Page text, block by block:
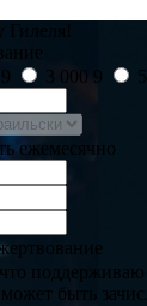
Гилеля!
9 3 000 9
ежемесячно
поддерживаю
быть